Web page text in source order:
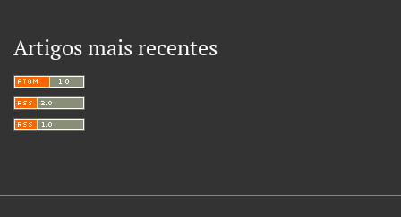
Artigos mais recentes